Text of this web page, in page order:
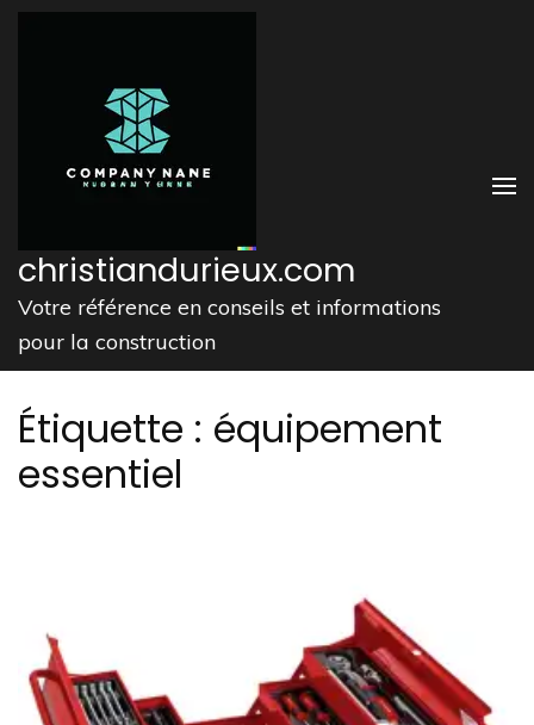
Aller
christiandurieux.com
Votre référence en conseils et informations
pour la construction
Étiquette : équipement
essentiel